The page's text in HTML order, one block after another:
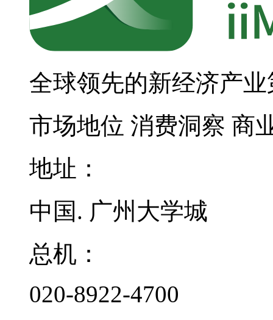
全球领先的新经济产
市场地位 消费洞察 商
地址：
中国. 广州大学城
总机：
020-8922-4700